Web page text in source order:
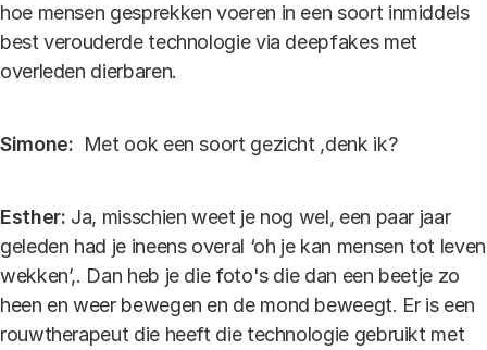
hoe mensen gesprekken voeren in een soort inmiddels
best verouderde technologie via deepfakes met
overleden dierbaren.
Simone: Met ook een soort gezicht ,denk ik?
Esther: Ja, misschien weet je nog wel, een paar jaar
geleden had je ineens overal ‘oh je kan mensen tot leven
wekken’,. Dan heb je die foto's die dan een beetje zo
heen en weer bewegen en de mond beweegt. Er is een
rouwtherapeut die heeft die technologie gebruikt met